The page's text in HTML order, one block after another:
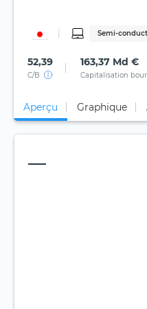
Semi-
52,39
C/B
163,37 Md €
Capitalisation
Aperçu Graphique
—